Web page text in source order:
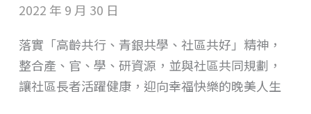
2022 年 9 月 30 日
落實「高齡共行、青銀共學、社區共好」精神，
整合產、官、學、研資源，並與社區共同規劃，
讓社區長者活躍健康，迎向幸福快樂的晚美人生